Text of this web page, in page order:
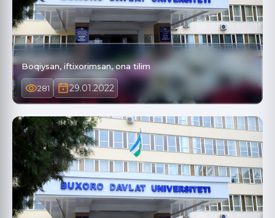
Boqiysan, iftixorimsan, ona tilim
281 29.01.2022